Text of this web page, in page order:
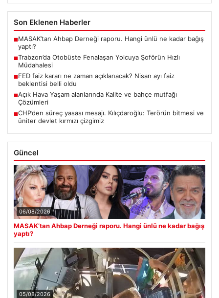
Son Eklenen Haberler
■MASAK’tan Ahbap Derneği raporu. Hangi ünlü ne kadar bağış
yaptı?
■Trabzon’da Otobüste Fenalaşan Yolcuya Şoförün Hızlı
Müdahalesi
■FED faiz kararı ne zaman açıklanacak? Nisan ayı faiz
beklentisi belli oldu
■Açık Hava Yaşam alanlarında Kalite ve bahçe mutfağı
Çözümleri
■CHP’den süreç yasası mesajı. Kılıçdaroğlu: Terörün bitmesi ve
üniter devlet kırmızı çizgimiz
Güncel
06/08/2026
MASAK’tan Ahbap Derneği raporu. Hangi ünlü ne kadar bağış
yaptı?
05/08/2026